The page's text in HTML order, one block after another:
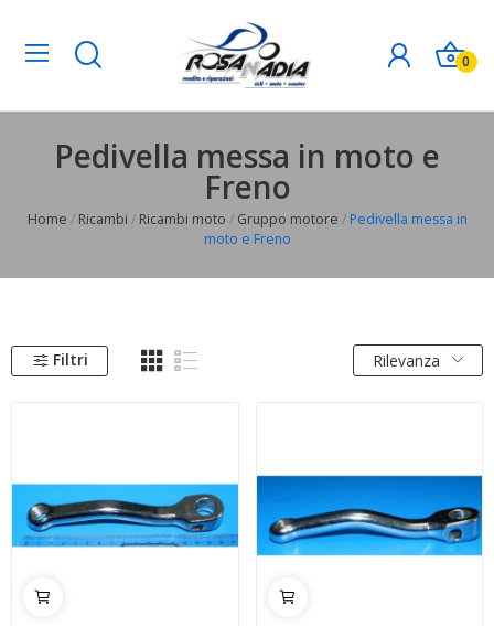
0
Pedivella messa in moto e
Freno
Home Ricambi Ricambi moto Gruppo motore
Pedivella messa in
moto e Freno
Filtri Rilevanza